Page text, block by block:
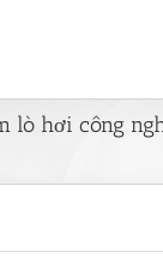
lò hơi công